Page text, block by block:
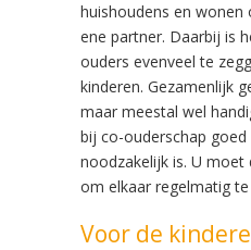
huishoudens en wonen
ene partner. Daarbij is
ouders evenveel te
kinderen. Gezamenlijk
maar meestal wel
bij co-ouderschap
noodzakelijk is. U moet
om elkaar regelmatig
Voor de